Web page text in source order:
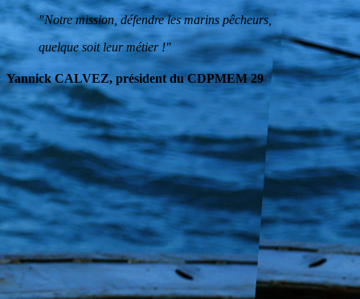
"Notre mission, défendre les marins pêcheurs,
quelque soit leur métier !"
Yannick CALVEZ, président du CDPMEM 29